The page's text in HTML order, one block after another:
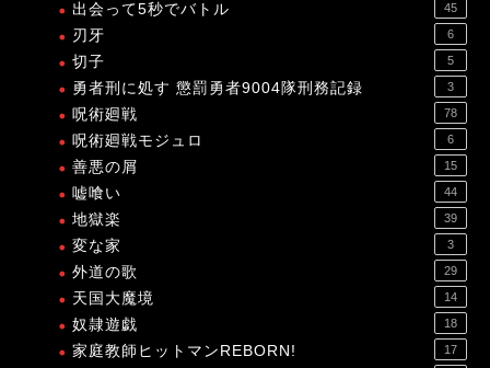
出会って5秒でバトル 45
刃牙 6
切子 5
勇者刑に処す 懲罰勇者9004隊刑務記録 3
呪術廻戦 78
呪術廻戦モジュロ 6
善悪の屑 15
嘘喰い 44
地獄楽 39
変な家 3
外道の歌 29
天国大魔境 14
奴隷遊戯 18
家庭教師ヒットマンREBORN! 17